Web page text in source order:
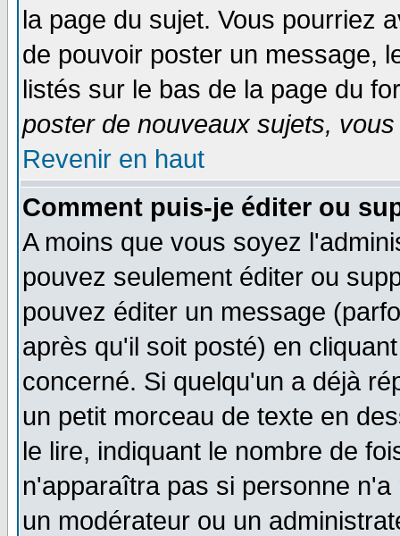
la page du sujet. Vous pourriez
de pouvoir poster un message,
listés sur le bas de la page du
poster de nouveaux sujets,
Revenir en haut
Comment puis-je éditer ou
A moins que vous soyez
pouvez seulement éditer ou
pouvez éditer un message
après qu'il soit posté) en
concerné. Si quelqu'un a déjà
un petit morceau de texte en
le lire, indiquant le nombre de
n'apparaîtra pas si personne
un modérateur ou un